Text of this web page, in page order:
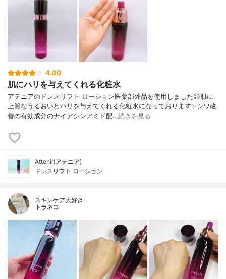
4.00
肌にハリを与えてくれる化粧水
アテニアのドレスリフト ローション医薬部外品を使用しました😊肌に
上質なうるおいとハリを与えてくれる化粧水になっております✨シワ改
善の有効成分のナイアシンアミド配…続きを見る
Attenir(アテニア)
ドレスリフト ローション
スキンケア大好き
トラネコ